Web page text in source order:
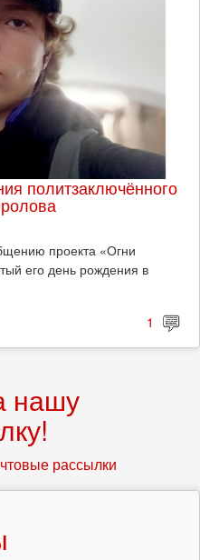
политзаключённого
проекта «Огни
его день рождения в
1
нашу
рассылки